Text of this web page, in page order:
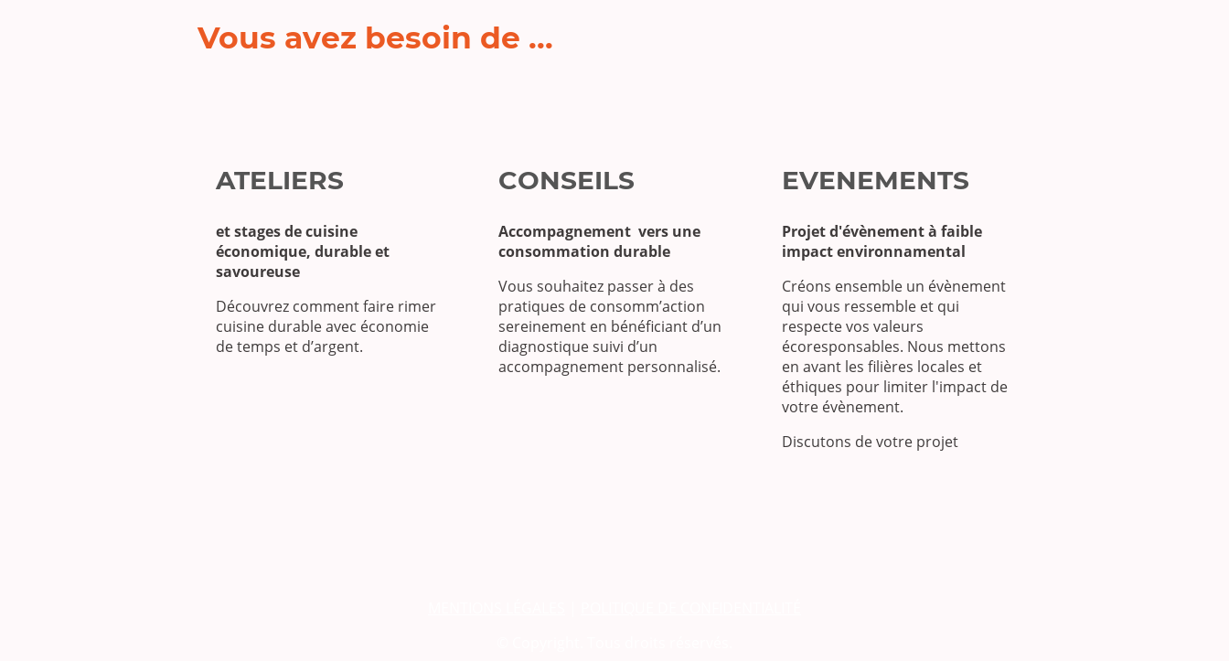
Vous avez besoin de ...
ATELIERS
et stages de cuisine
économique, durable et
savoureuse
Découvrez comment faire rimer
cuisine durable avec économie
de temps et d’argent.
CONSEILS
Accompagnement vers une
consommation durable
Vous souhaitez passer à des
pratiques de consomm’action
sereinement en bénéficiant d’un
diagnostique suivi d’un
accompagnement personnalisé.
EVENEMENTS
Projet d'évènement à faible
impact environnamental
Créons ensemble un évènement
qui vous ressemble et qui
respecte vos valeurs
écoresponsables. Nous mettons
en avant les filières locales et
éthiques pour limiter l'impact de
votre évènement.
Discutons de votre projet